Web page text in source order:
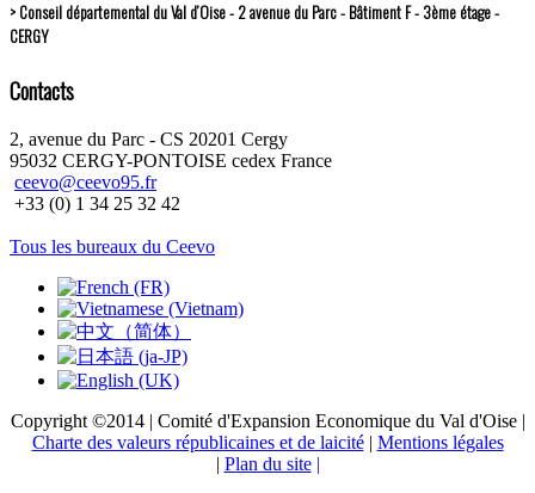
> Conseil départemental du Val d’Oise - 2 avenue du Parc - Bâtiment F - 3ème étage -
CERGY
Contacts
2, avenue du Parc - CS 20201 Cergy
95032 CERGY-PONTOISE cedex France
ceevo@ceevo95.fr
+33 (0) 1 34 25 32 42
Tous les bureaux du Ceevo
Copyright ©2014 | Comité d'Expansion Economique du Val d'Oise |
Charte des valeurs républicaines et de laicité| Mentions légales
| Plan du site |